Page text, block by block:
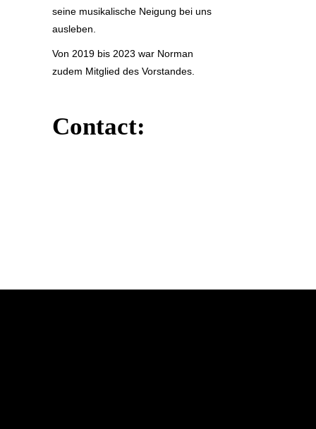
seine musikalische Neigung bei uns
ausleben.
Von 2019 bis 2023 war Norman
zudem Mitglied des Vorstandes.
Contact: